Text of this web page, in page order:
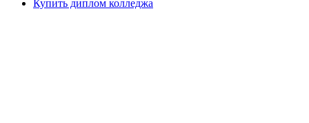
Купить диплом колледжа